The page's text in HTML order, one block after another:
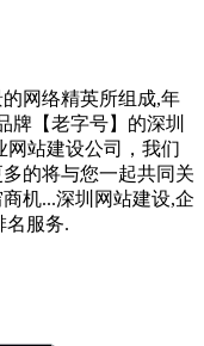
网络精英所组成,年
牌【老字号】的深圳
网站建设公司，我们
的将与您一起共同关
机...深圳网站建设,企
名服务.